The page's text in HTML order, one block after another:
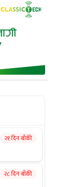
२१ दिन बाँकी
२८ दिन बाँकी